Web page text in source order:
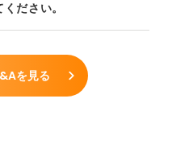
ださい。
を見る